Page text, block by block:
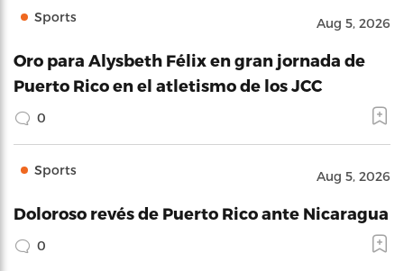
Sports Aug 5, 2026
Oro para Alysbeth Félix en gran jornada de
Puerto Rico en el atletismo de los JCC
0
Sports Aug 5, 2026
Doloroso revés de Puerto Rico ante Nicaragua
0